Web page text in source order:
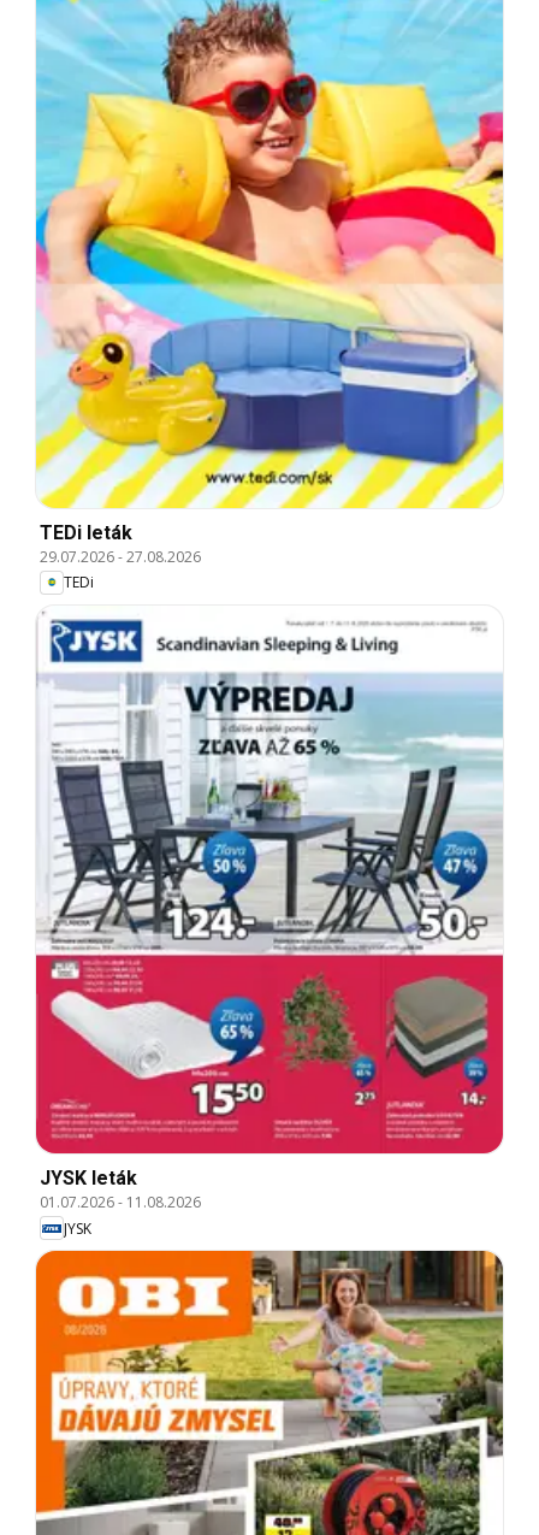
TEDi leták
29.07.2026-27.08.2026
TEDi
JYSK leták
01.07.2026- 11.08.2026
JYSK